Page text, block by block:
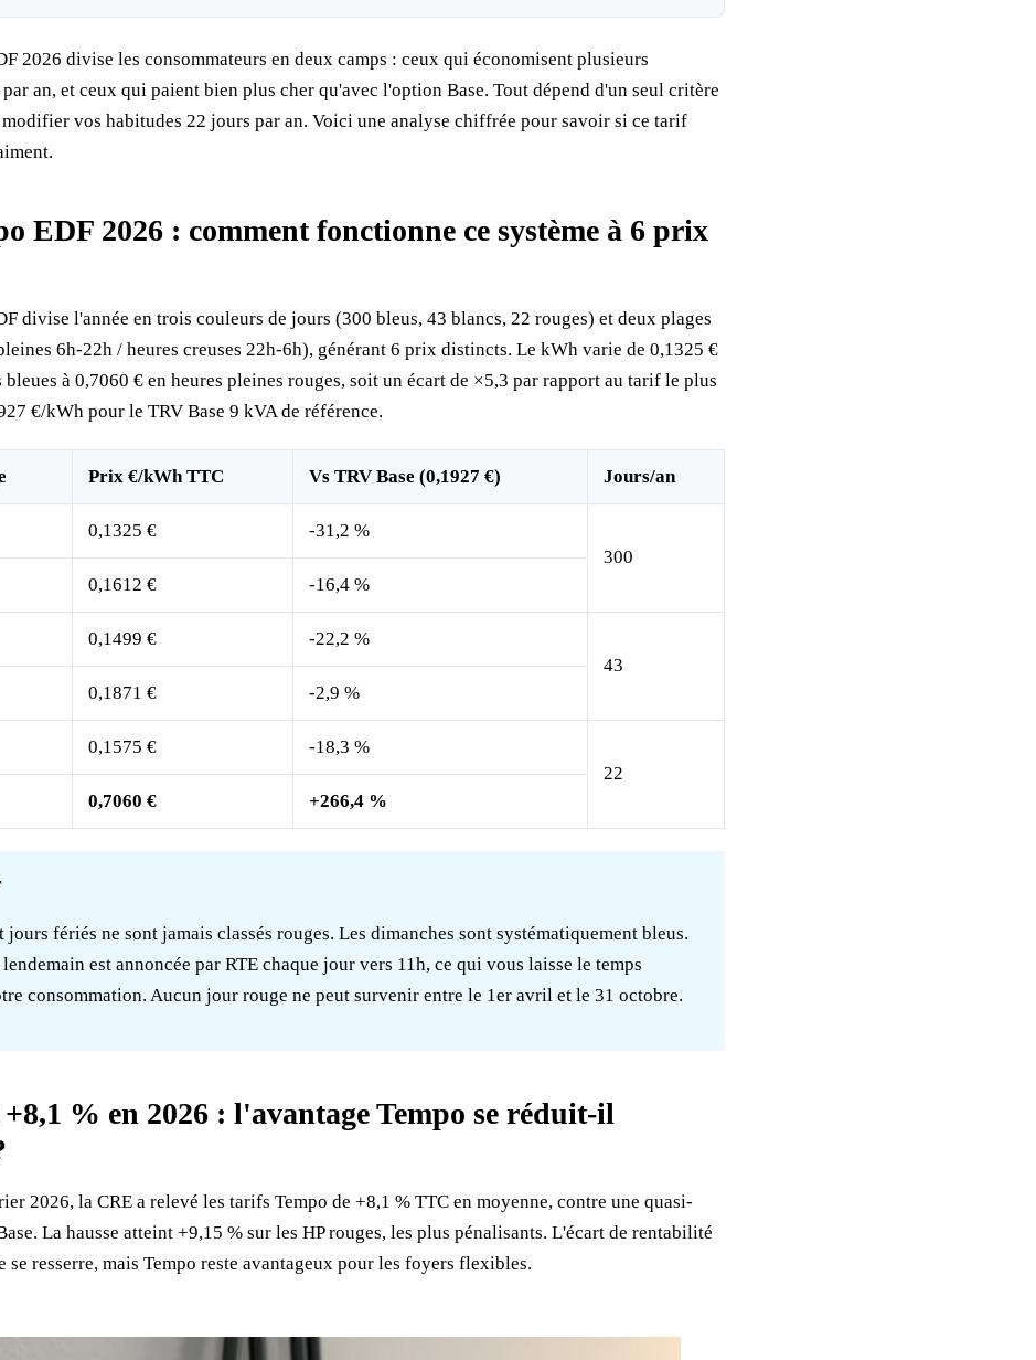
2026 divise les consommateurs en deux camps : ceux qui économisent plusieurs
an, et ceux qui paient bien plus cher qu'avec l'option Base. Tout dépend d'un seul critère
vos habitudes 22 jours par an. Voici une analyse chiffrée pour savoir si ce tarif
EDF 2026 : comment fonctionne ce système à 6 prix
divise l'année en trois couleurs de jours (300 bleus, 43 blancs, 22 rouges) et deux plages
6h-22h / heures creuses 22h-6h), générant 6 prix distincts. Le kWh varie de 0,1325 €
bleues à 0,7060 € en heures pleines rouges, soit un écart de ×5,3 par rapport au tarif le plus
€/kWh pour le TRV Base 9 kVA de référence.
Prix €/kWh TTC Vs TRV Base (0,1927 €) Jours/an
0,1325 €
-31,2 %
300
0,1612 € -16,4 %
0,1499 €
-22,2 %
43
0,1871 € -2,9 %
0,1575 €
-18,3 %
22
0,7060 € +266,4 %
jours fériés ne sont jamais classés rouges. Les dimanches sont systématiquement bleus.
est annoncée par RTE chaque jour vers 11h, ce qui vous laisse le temps
consommation. Aucun jour rouge ne peut survenir entre le 1er avril et le 31 octobre.
+8,1 % en 2026 : l'avantage Tempo se réduit-il
2026, la CRE a relevé les tarifs Tempo de +8,1 % TTC en moyenne, contre une quasi-
La hausse atteint +9,15 % sur les HP rouges, les plus pénalisants. L'écart de rentabilité
se resserre, mais Tempo reste avantageux pour les foyers flexibles.